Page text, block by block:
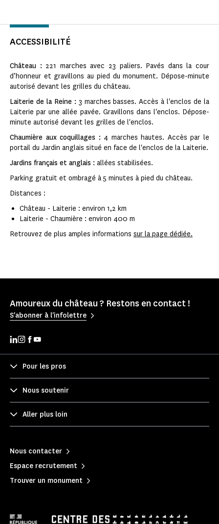
ACCESSIBILITÉ
Château : 221 marches avec 23 paliers. Pavés dans la cour
d’honneur et gravillons au pied du monument. Dépose-minute
autorisé devant les grilles du château.
Laiterie de la Reine : 3 marches basses. Accès à l'enclos de la
Laiterie par une allée pavée. Gravillons dans l'enclos. Dépose-
minute autorisé devant les grilles de l'enclos.
Chaumière aux coquillages : 4 marches hautes. Accès par le
portail du Jardin anglais situé en face de l'enclos de la Laiterie.
Jardins français et anglais : allées stabilisées.
Parking gratuit et ombragé à 5 minutes à pied du château.
Distances :
Château - Laiterie : environ 1,2 km
Laiterie - Chaumière : environ 400 m
Retrouvez de plus amples informations sur la page dédiée.
Amoureux du château ? Restons en contact !
S'abonner à l'infolettre
Pour les pros
Nous soutenir
Aller plus loin
Nous contacter
Espace recrutement
Trouver un monument